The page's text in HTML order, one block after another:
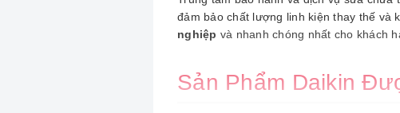
đảm bảo chất lượng linh kiện thay thế và
nghiệp và nhanh chóng nhất cho khách
Sản Phẩm Daikin